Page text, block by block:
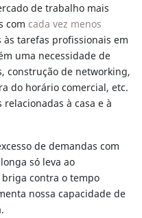
de trabalho mais
com cada vez menos
tarefas profissionais em
uma necessidade de
construção de networking,
do horário comercial, etc.
à casa e à
de demandas com
só leva ao
contra o tempo
nossa capacidade de